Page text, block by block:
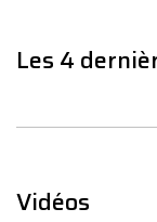
Les 4
Vidéos